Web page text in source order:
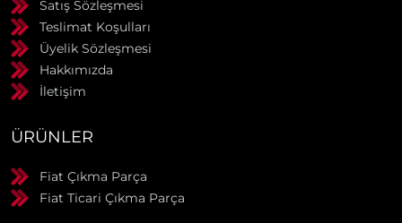
Satış Sözleşmesi
Teslimat Koşulları
Üyelik Sözleşmesi
Hakkımızda
İletişim
ÜRÜNLER
Fiat Çıkma Parça
Fiat Ticari Çıkma Parça